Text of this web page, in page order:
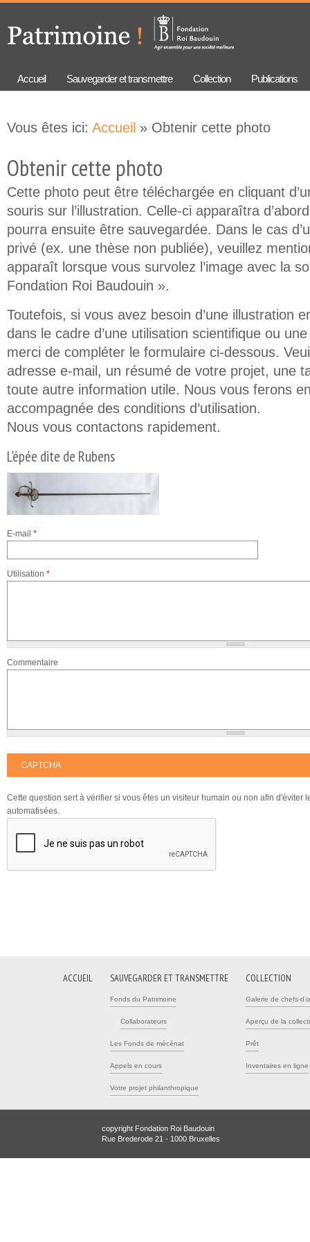
principal
Accueil Sauvegarder et transmettre Collection Publications
Vous êtes ici: Accueil » Obtenir cette photo
Obtenir cette photo
Cette photo peut être téléchargée en cliquant
souris sur l’illustration. Celle-ci apparaîtra
pourra ensuite être sauvegardée. Dans le cas
privé (ex. une thèse non publiée), veuillez
apparaît lorsque vous survolez l’image avec la
Fondation Roi Baudouin ».
Toutefois, si vous avez besoin d’une illustration
dans le cadre d’une utilisation scientifique ou
merci de compléter le formulaire ci-dessous.
adresse e-mail, un résumé de votre projet, une
toute autre information utile. Nous vous ferons
accompagnée des conditions d’utilisation.
Nous vous contactons rapidement.
L'épée dite de Rubens
E-mail *
Utilisation *
Commentaire
CAPTCHA
Cette question sert à vérifier si vous êtes un visiteur humain ou non afin d'éviter
automatisées.
ACCUEIL SAUVEGARDER ET TRANSMETTRE
Fonds du Patrimoine
Collaborateurs
Les Fonds de mécénat
Appels en cours
Votre projet philanthropique
COLLECTION
Galerie de chefs-
Aperçu de la
Prêt
Inventaires en ligne
copyright Fondation Roi Baudouin
Rue Brederode 21 - 1000 Bruxelles